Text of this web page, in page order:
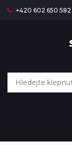
+420 602 650 582